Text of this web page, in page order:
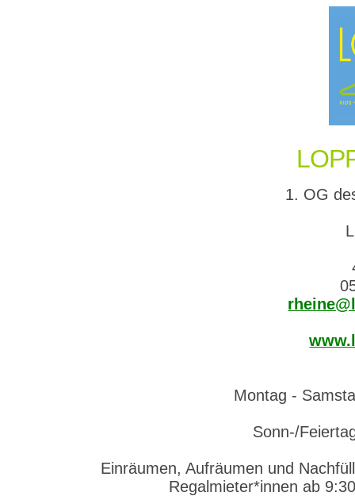
1. OG
Montag -
Sonn-/
​Einräumen, Aufräumen und
Regalmieter*innen ab